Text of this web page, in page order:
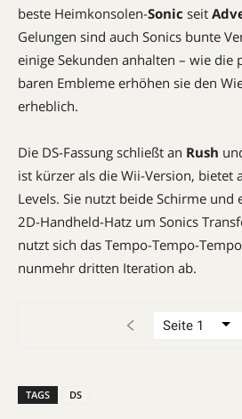
beste Heimkonsolen-Sonic seit
Gelungen sind auch Sonics bunte
einige Sekunden anhalten – wie
baren Embleme erhöhen sie den
erheblich.
Die DS-Fassung schließt an Rush
ist kürzer als die Wii-Version, bietet
Levels. Sie nutzt beide Schirme
2D-Handheld-Hatz um Sonics
nutzt sich das Tempo-Tempo-
nunmehr dritten Iteration ab.
TAGS DS